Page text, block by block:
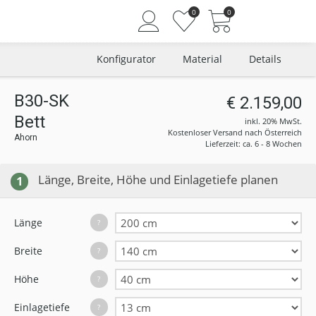
0 0
Konfigurator Material Details
B30-SK
Bett
Ahorn
€ 2.159,00
inkl. 20% MwSt.
Kostenloser Versand nach Österreich
Lieferzeit: ca. 6 - 8 Wochen
1 Länge, Breite, Höhe und Einlagetiefe planen
Länge ?
Breite ?
Höhe ?
Einlagetiefe ?